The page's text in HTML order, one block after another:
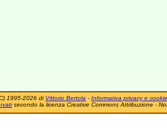
1995-2026 di Vittorio Bertola - Informativa privacy e cookie
secondo la licenza Creative Commons Attribuzione -